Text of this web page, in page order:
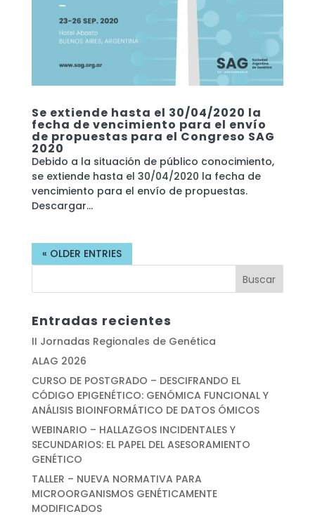
Se extiende hasta el 30/04/2020 la
fecha de vencimiento para el envío
de propuestas para el Congreso SAG
2020
Debido a la situación de público conocimiento,
se extiende hasta el 30/04/2020 la fecha de
vencimiento para el envío de propuestas.
Descargar...
« OLDER ENTRIES
Entradas recientes
II Jornadas Regionales de Genética
ALAG 2026
CURSO DE POSTGRADO – DESCIFRANDO EL
CÓDIGO EPIGENÉTICO: GENÓMICA FUNCIONAL Y
ANÁLISIS BIOINFORMÁTICO DE DATOS ÓMICOS
WEBINARIO – HALLAZGOS INCIDENTALES Y
SECUNDARIOS: EL PAPEL DEL ASESORAMIENTO
GENÉTICO
TALLER – NUEVA NORMATIVA PARA
MICROORGANISMOS GENÉTICAMENTE
MODIFICADOS